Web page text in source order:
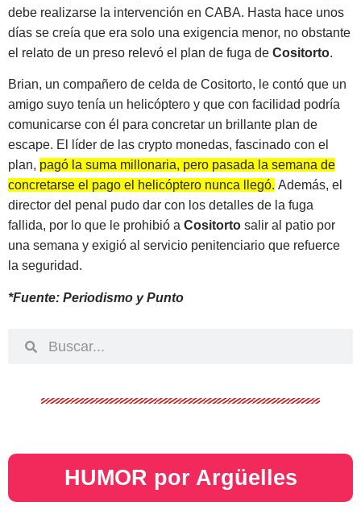
debe realizarse la intervención en CABA. Hasta hace unos
días se creía que era solo una exigencia menor, no obstante
el relato de un preso relevó el plan de fuga de Cositorto.
Brian, un compañero de celda de Cositorto, le contó que un
amigo suyo tenía un helicóptero y que con facilidad podría
comunicarse con él para concretar un brillante plan de
escape. El líder de las crypto monedas, fascinado con el
plan, pagó la suma millonaria, pero pasada la semana de
concretarse el pago el helicóptero nunca llegó. Además, el
director del penal pudo dar con los detalles de la fuga
fallida, por lo que le prohibió a Cositorto salir al patio por
una semana y exigió al servicio penitenciario que refuerce
la seguridad.
*Fuente: Periodismo y Punto
HUMOR por Argüelles​